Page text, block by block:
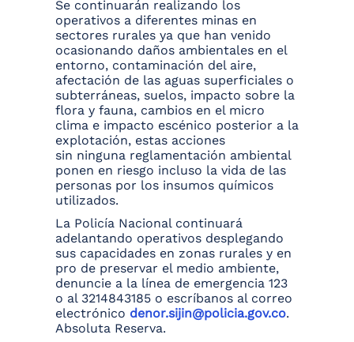
Se continuarán realizando los
operativos a diferentes minas en
sectores rurales ya que han venido
ocasionando daños ambientales en el
entorno, contaminación del aire,
afectación de las aguas superficiales o
subterráneas, suelos, impacto sobre la
flora y fauna, cambios en el micro
clima e impacto escénico posterior a la
explotación, estas acciones
sin ninguna reglamentación ambiental
ponen en riesgo incluso la vida de las
personas por los insumos químicos
utilizados.
La Policía Nacional continuará
adelantando operativos desplegando
sus capacidades en zonas rurales y en
pro de preservar el medio ambiente,
denuncie a la línea de emergencia 123
o al 3214843185 o escríbanos al correo
electrónico denor.sijin@policia.gov.co.
Absoluta Reserva.